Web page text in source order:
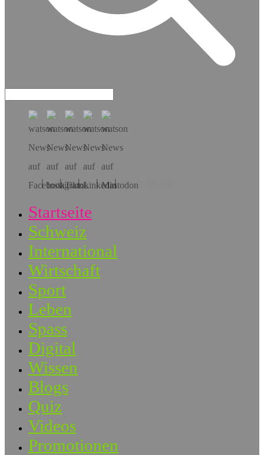
Hol dir die App!
Startseite
Schweiz
International
Wirtschaft
Sport
Leben
Spass
Digital
Wissen
Blogs
Quiz
Videos
Promotionen